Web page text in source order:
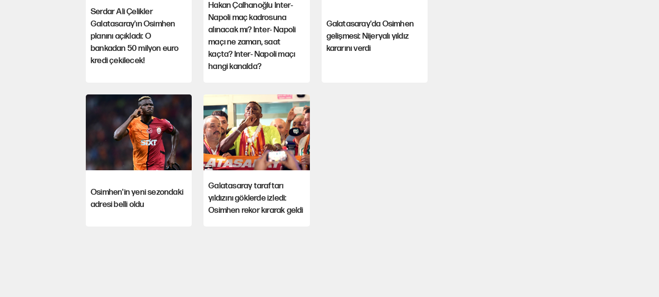
Serdar Ali Çelikler
Galatasaray'ın Osimhen
planını açıkladı: O
bankadan 50 milyon euro
kredi çekilecek!
Hakan Çalhanoğlu Inter-
Napoli maç kadrosuna
alınacak mı? Inter- Napoli
maçı ne zaman, saat
kaçta? Inter- Napoli maçı
hangi kanalda?
Galatasaray'da Osimhen
gelişmesi: Nijeryalı yıldız
kararını verdi
Osimhen'in yeni sezondaki
adresi belli oldu
Galatasaray taraftarı
yıldızını göklerde izledi:
Osimhen rekor kırarak geldi